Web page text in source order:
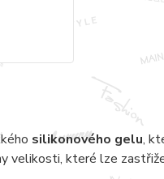
silikonového gelu,
velikosti, které lze